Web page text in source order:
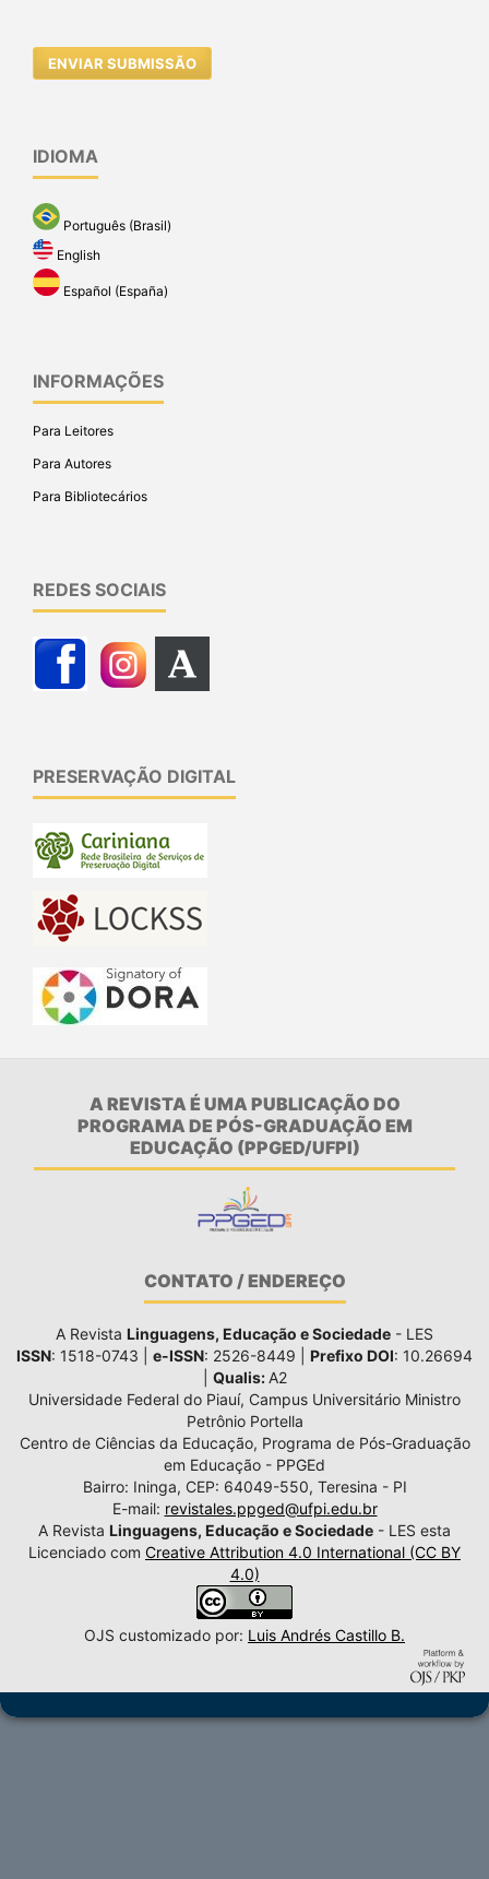
ENVIAR SUBMISSÃO
IDIOMA
Português (Brasil)
English
Español (España)
INFORMAÇÕES
Para Leitores
Para Autores
Para Bibliotecários
REDES SOCIAIS
PRESERVAÇÃO DIGITAL
A REVISTA É UMA PUBLICAÇÃO DO
PROGRAMA DE PÓS-GRADUAÇÃO EM
EDUCAÇÃO (PPGED/UFPI)
CONTATO / ENDEREÇO
A Revista Linguagens, Educação e Sociedade - LES
ISSN: 1518-0743 | e-ISSN: 2526-8449 | Prefixo DOI: 10.26694
Qualis: A2
Universidade Federal do Piauí, Campus Universitário Ministro
Petrônio Portella
Centro de Ciências da Educação, Programa de Pós-Graduação
em Educação - PPGEd
Bairro: Ininga, CEP: 64049-550, Teresina - PI
E-mail: revistales.ppged@ufpi.edu.br
A Revista Linguagens, Educação e Sociedade - LES esta
Licenciado com Creative Attribution 4.0 International (CC BY
4.0)
OJS customizado por: Luis Andrés Castillo B.